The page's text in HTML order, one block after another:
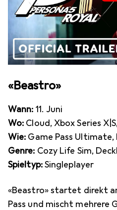
«Beastro»
Wann: 11. Juni
Wo: Cloud, Xbox Series
Wie: Game Pass Ultimate,
Genre: Cozy Life Sim,
Spieltyp:Singleplayer
«Beastro» startet direkt
Pass und mischt mehrere